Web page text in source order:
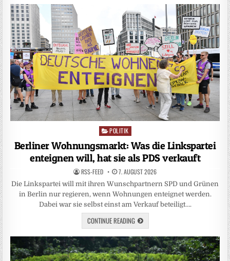
Posted
POLITIK
Berliner Wohnungsmarkt: Was die Linkspartei
enteignen will, hat sie als PDS verkauft
RSS-FEED 7. AUGUST 2026
Die Linkspartei will mit ihren Wunschpartnern SPD und Grünen
in Berlin nur regieren, wenn Wohnungen enteignet werden.
Dabei war sie selbst einst am Verkauf beteiligt….
CONTINUE READING